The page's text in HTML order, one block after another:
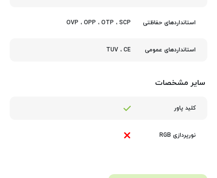
استانداردهای حفاظتی OVP ، OPP ، OTP ، SCP
استانداردهای عمومی TUV ، CE
سایر مشخصات
کلید پاور
نورپردازی RGB